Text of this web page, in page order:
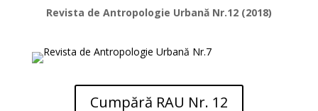
Revista de Antropologie Urbană Nr.12 (2018)
Cumpără RAU Nr. 12